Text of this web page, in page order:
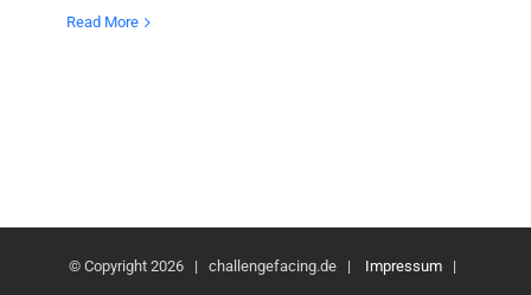
Read More
© Copyright 2026 | challengefacing.de | Impressum|